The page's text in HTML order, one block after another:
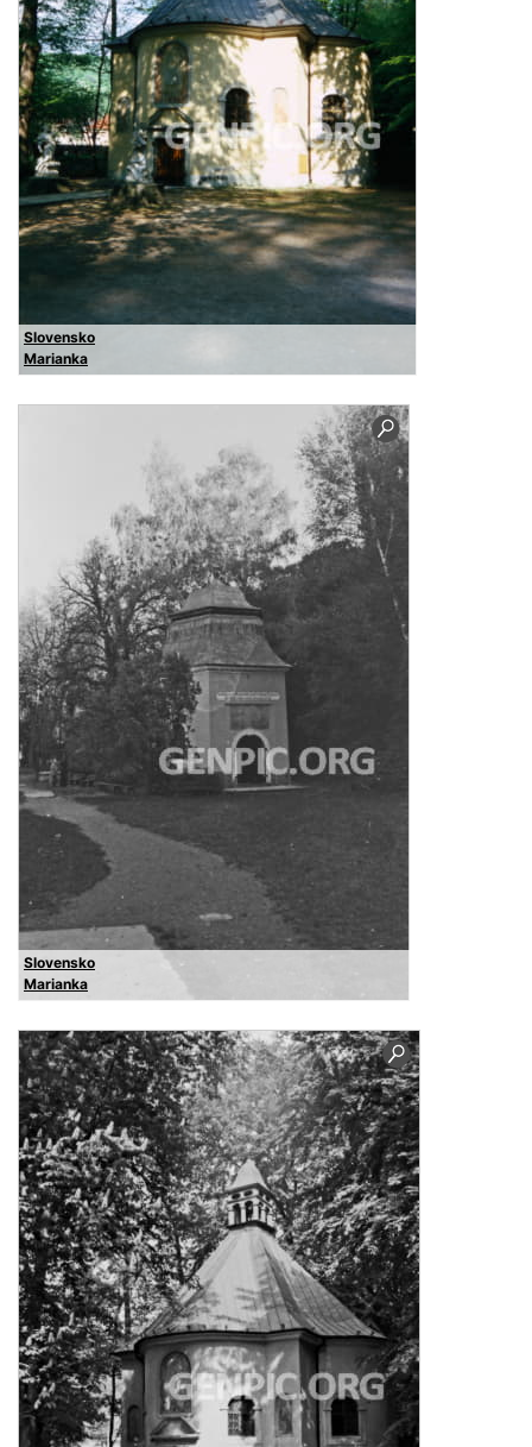
Slovensko
Marianka
Slovensko
Marianka